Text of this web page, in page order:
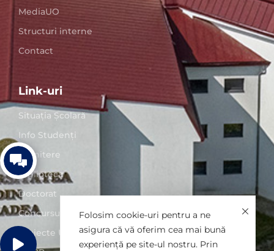
MediaUO
Structuri interne
Contact
Link-uri
Situaţia Școlară
Info Studenți
Admitere
Biblioteca
Doctorat
Concursuri posturi
Proiecte UO
Folosim cookie-uri pentru a ne
asigura că vă oferim cea mai bună
experiență pe site-ul nostru. Prin